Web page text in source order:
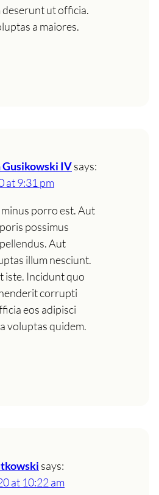
deserunt ut officia.
a maiores.
Gusikowski IVsays:
at 9:31 pm
porro est. Aut
possimus
Aut
illum nesciunt.
iste. Incidunt quo
corrupti
eos adipisci
voluptas quidem.
says:
at 10:22 am